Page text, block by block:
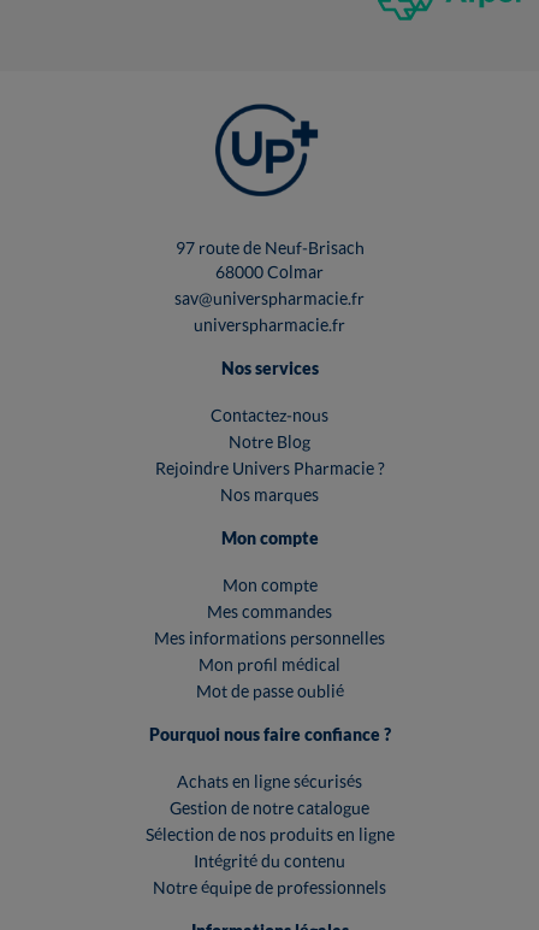
97 route de Neuf-Brisach
68000 Colmar
sav@universpharmacie.fr
universpharmacie.fr
Nos services
Contactez-nous
Notre Blog
Rejoindre Univers Pharmacie ?
Nos marques
Mon compte
Mon compte
Mes commandes
Mes informations personnelles
Mon profil médical
Mot de passe oublié
Pourquoi nous faire confiance ?
Achats en ligne sécurisés
Gestion de notre catalogue
Sélection de nos produits en ligne
Intégrité du contenu
Notre équipe de professionnels